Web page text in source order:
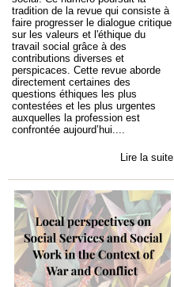
tradition de la revue qui consiste à
faire progresser le dialogue critique
sur les valeurs et l'éthique du
travail social grâce à des
contributions diverses et
perspicaces. Cette revue aborde
directement certaines des
questions éthiques les plus
contestées et les plus urgentes
auxquelles la profession est
confrontée aujourd’hui....
Lire la suite